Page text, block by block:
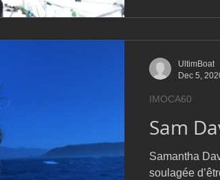
Sam
Samantha
soulagée
IMOCA60
UltimBoat
Dec 5,